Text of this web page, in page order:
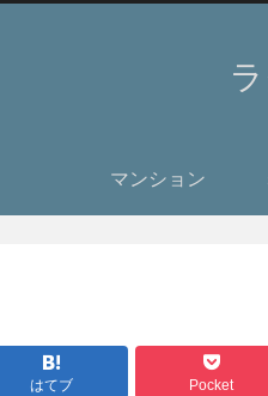
マンション
はてブ Pocket